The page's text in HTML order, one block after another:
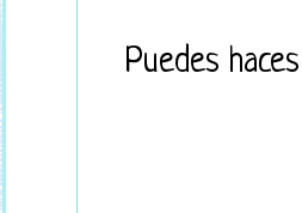
Puedes